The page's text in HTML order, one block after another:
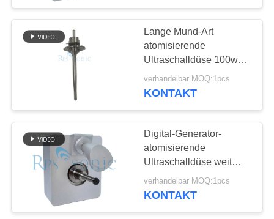
FABRIK-
AUSFLUG
QUALITÄTSKONTROLLE
TRETEN
SIE
MIT
UNS
VERBINDUNG
Lange Mund-Art
atomisierende
Ultraschalldüse 100w
mit Digital-Generator
verhandelbar MOQ:1pcs
KONTAKT
Digital-Generator-
atomisierende
Ultraschalldüse weit
Sprüh für das Fluss-
Sprühen
verhandelbar MOQ:1pcs
KONTAKT